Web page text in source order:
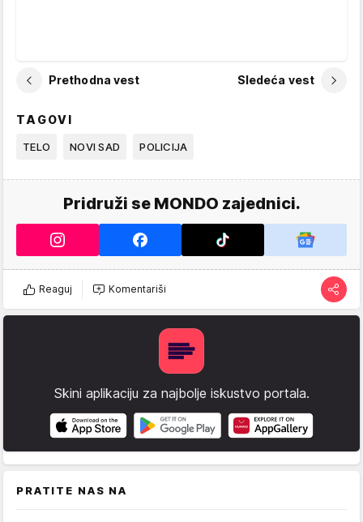
Prethodna vest Sledeća vest
TAGOVI
TELO NOVI SAD POLICIJA
Pridruži se MONDO zajednici.
Reaguj Komentariši
Skini aplikaciju za najbolje iskustvo portala.
PRATITE NAS NA